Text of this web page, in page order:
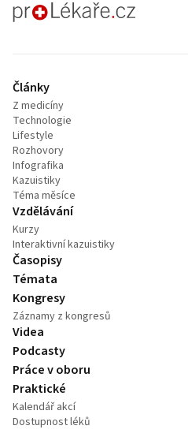
proLékaře.cz
Články
Z medicíny
Technologie
Lifestyle
Rozhovory
Infografika
Kazuistiky
Téma měsíce
Vzdělávání
Kurzy
Interaktivní kazuistiky
Časopisy
Témata
Kongresy
Záznamy z kongresů
Videa
Podcasty
Práce v oboru
Praktické
Kalendář akcí
Dostupnost léků